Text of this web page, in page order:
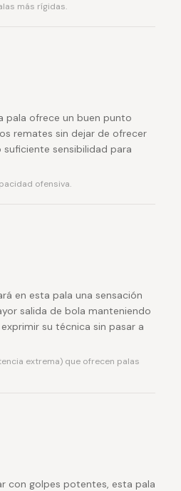
más rígidas.
pala ofrece un buen punto
remates sin dejar de ofrecer
sensibilidad para
ofensiva.
en esta pala una sensación
salida de bola manteniendo
su técnica sin pasar a
extrema) que ofrecen palas
con golpes potentes, esta pala